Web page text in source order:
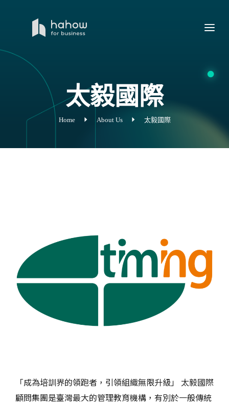
太毅國際
Home About Us 太毅國際
「成為培訓界的領跑者，引領組織無限升級」 太毅國際
顧問集團是臺灣最大的管理教育機構，有別於一般傳統